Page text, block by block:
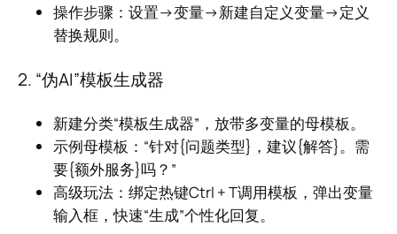
操作步骤：设置→变量→新建自定义变量→定义
替换规则。
2. “伪AI”模板生成器
新建分类“模板生成器”，放带多变量的母模板。
示例母模板：“针对{问题类型}，建议{解答}。需
要{额外服务}吗？”
高级玩法：绑定热键Ctrl + T调用模板，弹出变量
输入框，快速“生成”个性化回复。